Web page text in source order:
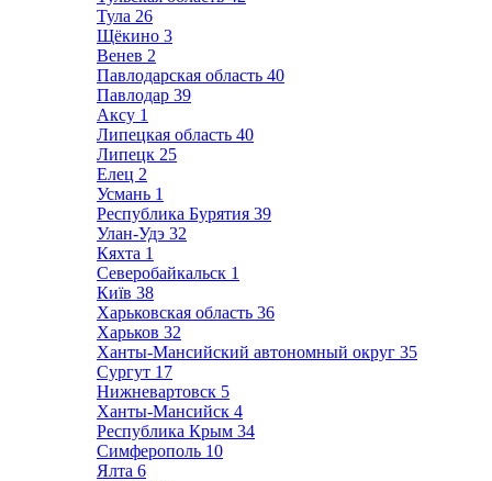
Тула 26
Щёкино 3
Венев 2
Павлодарская область 40
Павлодар 39
Аксу 1
Липецкая область 40
Липецк 25
Елец 2
Усмань 1
Республика Бурятия 39
Улан-Удэ 32
Кяхта 1
Северобайкальск 1
Київ 38
Харьковская область 36
Харьков 32
Ханты-Мансийский автономный округ 35
Сургут 17
Нижневартовск 5
Ханты-Мансийск 4
Республика Крым 34
Симферополь 10
Ялта 6